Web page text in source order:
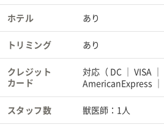
ホテル あり
トリミング あり
クレジット
カード
対応（ DC VISA
AmericanExpress
スタッフ数 獣医師：1人